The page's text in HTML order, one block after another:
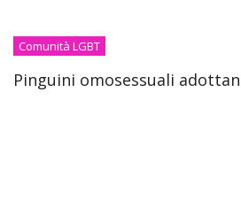
Comunità LGBT
Pinguini omosessuali